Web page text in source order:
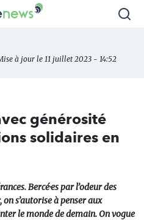
à jour le 11 juillet 2023 - 14:52
générosité
solidaires en
Bercé·es par l’odeur des
s’autorise à penser aux
le monde de demain. On vogue